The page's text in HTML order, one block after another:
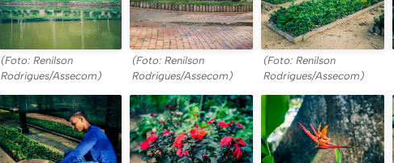
(Foto: Renilson
Rodrigues/Assecom)
(Foto: Renilson
Rodrigues/Assecom)
(Foto: Renilson
Rodrigues/Assecom)